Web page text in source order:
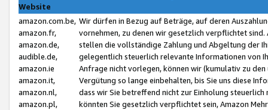
Website
amazon.com.be,
amazon.fr,
amazon.de,
audible.de,
amazon.ie
amazon.it,
amazon.nl,
amazon.pl,
Wir dürfen in Bezug auf Beträge, auf deren
vornehmen, zu denen wir gesetzlich verpflichtet
stellen die vollständige Zahlung und Abgeltung der
gelegentlich steuerlich relevante Informationen von
Anfrage nicht vorlegen, können wir (kumulativ zu
Vergütung so lange einbehalten, bis Sie uns diese
dass wir Sie betreffend nicht zur Einholung
könnten Sie gesetzlich verpflichtet sein, Amazon